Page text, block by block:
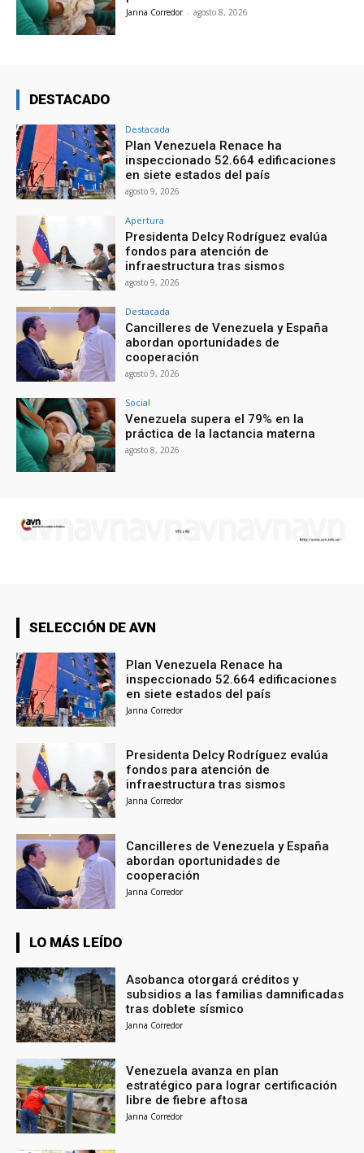
Janna Corredor - agosto 8, 2026
DESTACADO
Destacada
Plan Venezuela Renace ha
inspeccionado 52.664 edificaciones
en siete estados del país
agosto 9, 2026
Apertura
Presidenta Delcy Rodríguez evalúa
fondos para atención de
infraestructura tras sismos
agosto 9, 2026
Destacada
Cancilleres de Venezuela y España
abordan oportunidades de
cooperación
agosto 9, 2026
Social
Venezuela supera el 79% en la
práctica de la lactancia materna
agosto 8, 2026
SELECCIÓN DE AVN
Plan Venezuela Renace ha
inspeccionado 52.664 edificaciones
en siete estados del país
Janna Corredor
Presidenta Delcy Rodríguez evalúa
fondos para atención de
infraestructura tras sismos
Janna Corredor
Cancilleres de Venezuela y España
abordan oportunidades de
cooperación
Janna Corredor
LO MÁS LEÍDO
Asobanca otorgará créditos y
subsidios a las familias damnificadas
tras doblete sísmico
Janna Corredor
Venezuela avanza en plan
estratégico para lograr certificación
libre de fiebre aftosa
Janna Corredor